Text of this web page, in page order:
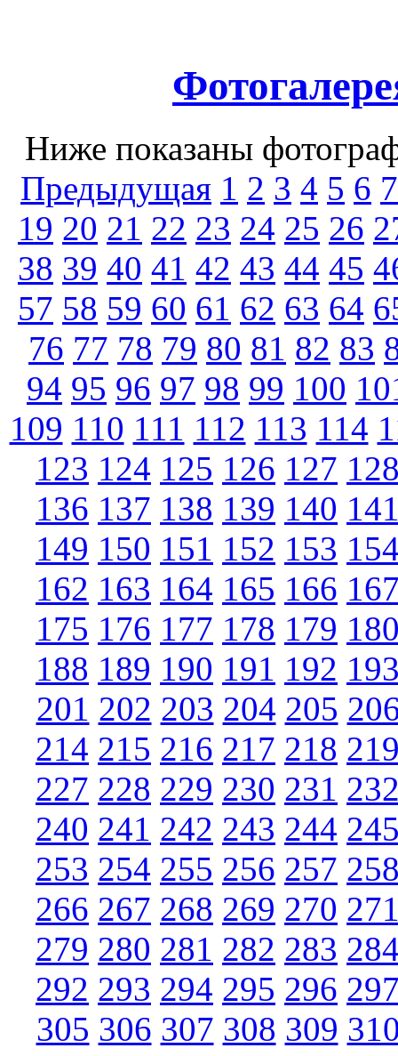
Ниже показаны
Предыдущая 1 2 3 4 5 6 7
19 20 21 22 23 24 25 26
38 39 40 41 42 43 44 45
57 58 59 60 61 62 63 64
76 77 78 79 80 81 82 83
94 95 96 97 98 99 100
109 110 111 112 113 114
123 124 125 126 127
136 137 138 139 140
149 150 151 152 153
162 163 164 165 166
175 176 177 178 179
188 189 190 191 192
201 202 203 204 205
214 215 216 217 218
227 228 229 230 231
240 241 242 243 244
253 254 255 256 257
266 267 268 269 270
279 280 281 282 283
292 293 294 295 296
305 306 307 308 309